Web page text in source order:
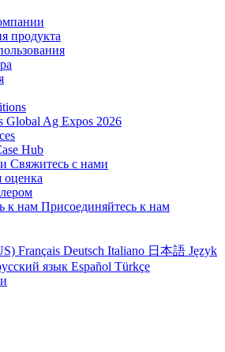
продукта
Global Ag Expos 2026
Hub
Свяжитесь с нами
оценка
к нам Присоединяйтесь к нам
Français Deutsch Italiano 日本語 Język
язык Español Türkçe